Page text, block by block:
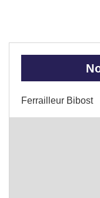
Ferrailleur Bibost